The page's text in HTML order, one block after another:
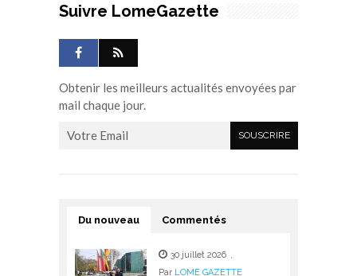
Suivre LomeGazette
Obtenir les meilleurs actualités envoyées par
mail chaque jour.
Du nouveau Commentés
30 juillet 2026 ,
Par LOME GAZETTE